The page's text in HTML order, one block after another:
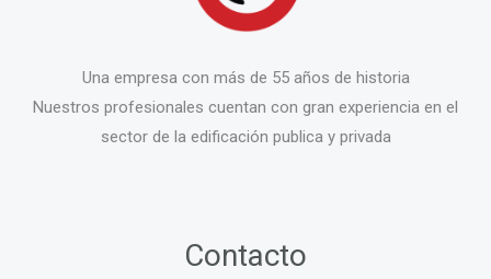
Una empresa con más de 55 años de historia
Nuestros profesionales cuentan con gran experiencia en el
sector de la edificación publica y privada
Contacto